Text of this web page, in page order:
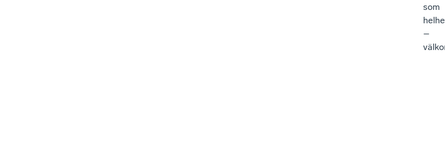
som
–